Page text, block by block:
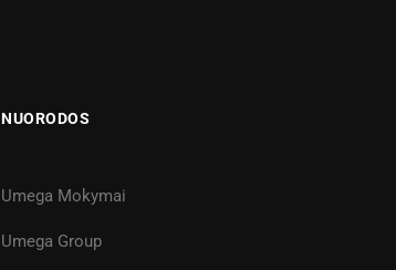
NUORODOS
Umega Mokymai
Umega Group